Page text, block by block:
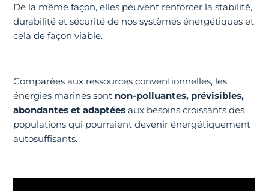
De la même façon, elles peuvent renforcer la stabilité,
durabilité et sécurité de nos systèmes énergétiques et
cela de façon viable.
Comparées aux ressources conventionnelles, les
énergies marines sont non-polluantes, prévisibles,
abondantes et adaptées aux besoins croissants des
populations qui pourraient devenir énergétiquement
autosuffisants.